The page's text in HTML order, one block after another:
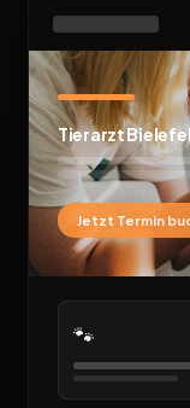
Tierarzt
Jetzt Termin
🐾